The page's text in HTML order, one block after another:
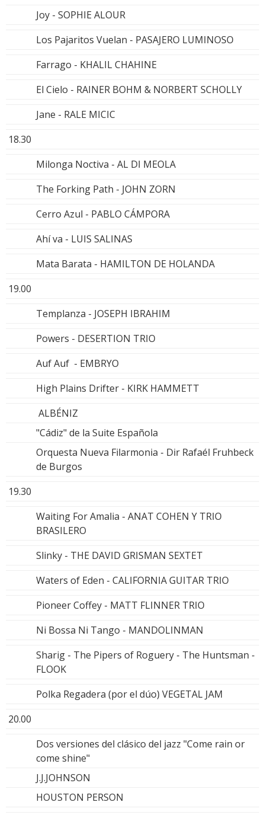
Joy - SOPHIE ALOUR
Los Pajaritos Vuelan - PASAJERO LUMINOSO
Farrago - KHALIL CHAHINE
El Cielo - RAINER BOHM & NORBERT SCHOLLY
Jane - RALE MICIC
18.30
Milonga Noctiva - AL DI MEOLA
The Forking Path - JOHN ZORN
Cerro Azul - PABLO CÁMPORA
Ahí va - LUIS SALINAS
Mata Barata - HAMILTON DE HOLANDA
19.00
Templanza - JOSEPH IBRAHIM
Powers - DESERTION TRIO
Auf Auf - EMBRYO
High Plains Drifter - KIRK HAMMETT
ALBÉNIZ
"Cádiz" de la Suite Española
Orquesta Nueva Filarmonia - Dir Rafaél Fruhbeck
de Burgos
19.30
Waiting For Amalia - ANAT COHEN Y TRIO
BRASILERO
Slinky - THE DAVID GRISMAN SEXTET
Waters of Eden - CALIFORNIA GUITAR TRIO
Pioneer Coffey - MATT FLINNER TRIO
Ni Bossa Ni Tango - MANDOLINMAN
Sharig - The Pipers of Roguery - The Huntsman -
FLOOK
Polka Regadera (por el dúo) VEGETAL JAM
20.00
Dos versiones del clásico del jazz "Come rain or
come shine"
J.J.JOHNSON
HOUSTON PERSON